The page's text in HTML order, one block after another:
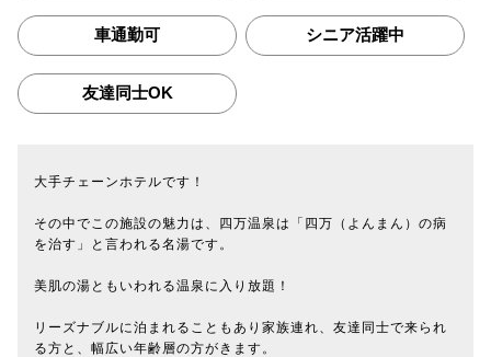
車通勤可 シニア活躍中
友達同士OK
大手チェーンホテルです！
その中でこの施設の魅力は、四万温泉は「四万（よんまん）の病
を治す」と言われる名湯です。
美肌の湯ともいわれる温泉に入り放題！
リーズナブルに泊まれることもあり家族連れ、友達同士で来られ
る方と、幅広い年齢層の方がきます。